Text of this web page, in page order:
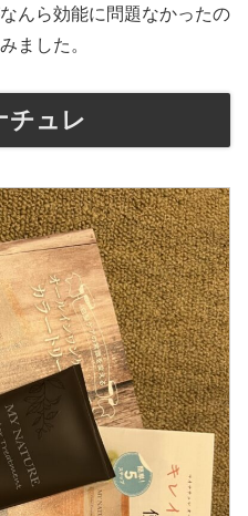
んら効能に問題なかったの
ました。
チュレ